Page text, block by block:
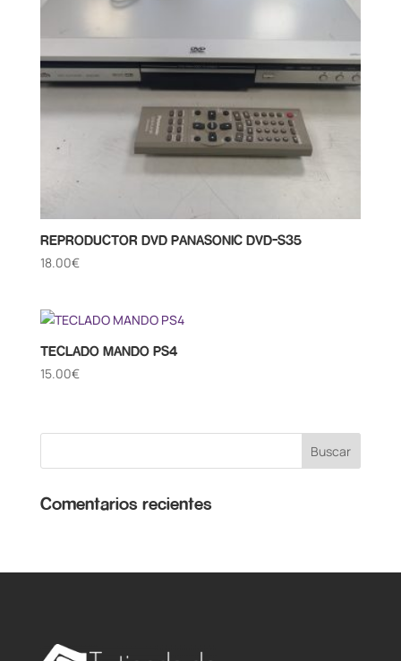
REPRODUCTOR DVD PANASONIC DVD-S35
18.00€
TECLADO MANDO PS4
15.00€
Comentarios recientes